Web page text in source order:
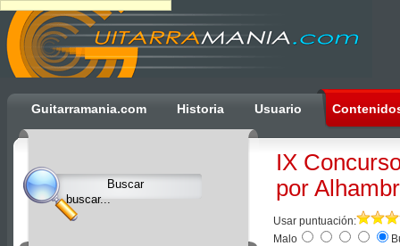
Guitarramania.com Historia Usuario
Ulti
Clocks,
an
Ulti
Joomla
product
IX
por
Usar puntuación:
Malo